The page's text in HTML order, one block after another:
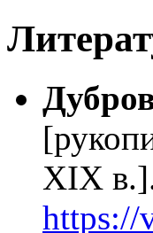
XIX
https://